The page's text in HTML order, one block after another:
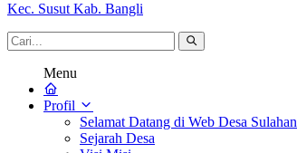
Kec. Susut Kab. Bangli
Menu
Profil
Selamat Datang di Web Desa Sulahan
Sejarah Desa